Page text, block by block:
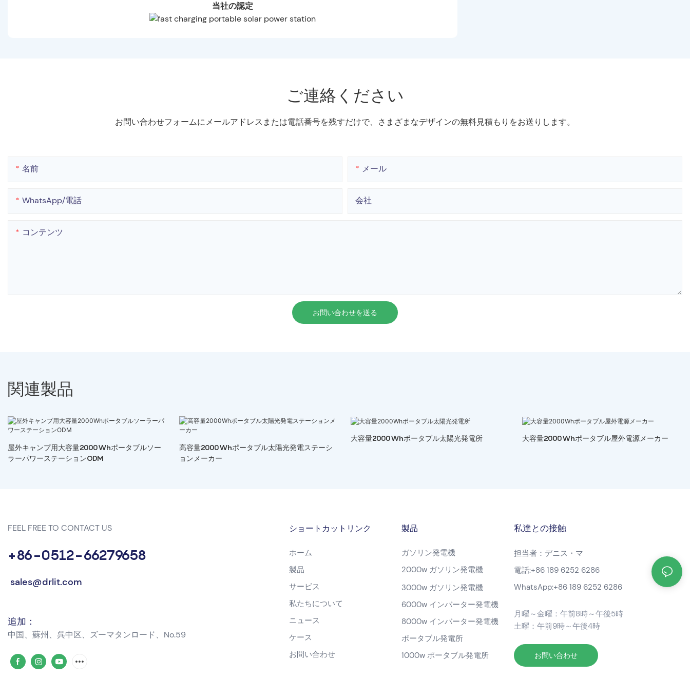
当社の認定
ご連絡ください
お問い合わせフォームにメールアドレスまたは電話番号を残すだけで、さまざまなデザインの無料見積もりをお送りします。
名前 メール
WhatsApp/電話 会社
コンテンツ
お問い合わせを送る
関連製品
屋外キャンプ用大容量2000Whポータブルソー
ラーパワーステーションODM
高容量2000Whポータブル太陽光発電ステーシ
ョンメーカー
大容量2000Whポータブル太陽光発電所 大容量2000Whポータブル屋外電源メーカー
FEEL FREE TO CONTACT US
+86-0512-66279658
sales@drlit.com
追加：
中国、蘇州、呉中区、ズーマタンロード、No.59
ショートカットリンク
ホーム
製品
サービス
私たちについて
ニュース
ケース
お問い合わせ
製品
ガソリン発電機
2000w ガソリン発電機
3000w ガソリン発電機
6000w インバーター発電機
8000w インバーター発電機
ポータブル発電所
1000w ポータブル発電所
私達との接触
担当者：デニス・マ
電話:+86 189 6252 6286
WhatsApp:+86 189 6252 6286
月曜～金曜：午前8時～午後5時
土曜：午前9時～午後4時
お問い合わせ